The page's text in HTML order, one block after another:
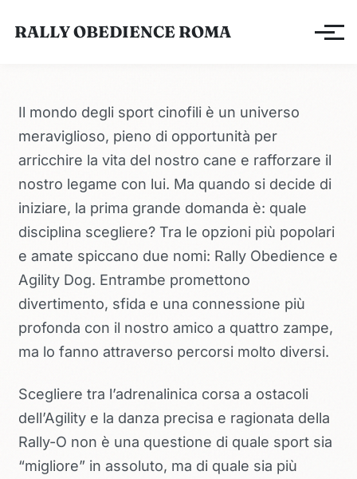
RALLY OBEDIENCE ROMA Apri/
Il mondo degli sport cinofili è un universo
meraviglioso, pieno di opportunità per
arricchire la vita del nostro cane e rafforzare il
nostro legame con lui. Ma quando si decide di
iniziare, la prima grande domanda è: quale
disciplina scegliere? Tra le opzioni più popolari
e amate spiccano due nomi: Rally Obedience e
Agility Dog. Entrambe promettono
divertimento, sfida e una connessione più
profonda con il nostro amico a quattro zampe,
ma lo fanno attraverso percorsi molto diversi.
Scegliere tra l’adrenalinica corsa a ostacoli
dell’Agility e la danza precisa e ragionata della
Rally-O non è una questione di quale sport sia
“migliore” in assoluto, ma di quale sia più